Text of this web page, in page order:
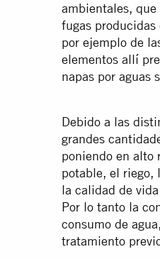
ambientales, que
fugas producidas
por ejemplo de
elementos allí
napas por aguas
Debido a las
grandes
poniendo en alto
potable, el riego,
la calidad de
Por lo tanto la
consumo de
tratamiento